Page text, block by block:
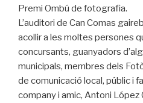
Premi Ombú de fotografia.
L’auditori de Can Comas
acollir a les moltes persones
concursants, guanyadors
municipals, membres dels
de comunicació local, públic i
company i amic, Antoni López